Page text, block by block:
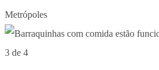
Metrópoles
3 de 4